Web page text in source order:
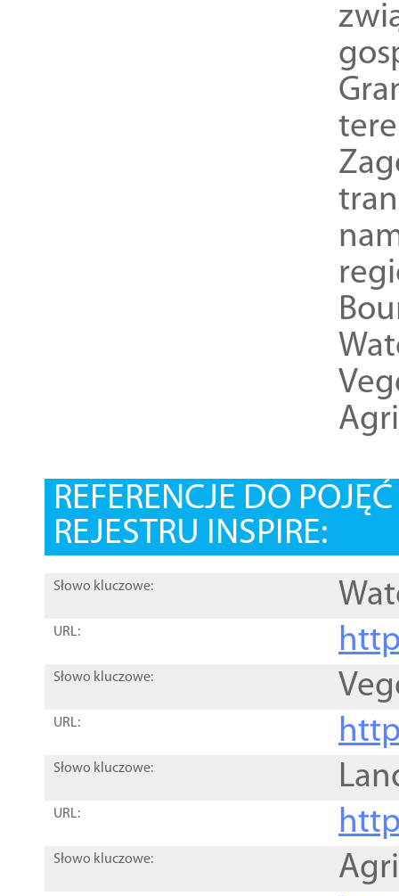
REFERENCJE DO
REJESTRU INSPIRE:
Słowo kluczowe:
URL:
Słowo kluczowe:
URL:
Słowo kluczowe:
URL:
Słowo kluczowe: